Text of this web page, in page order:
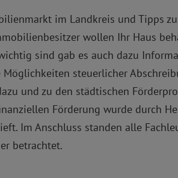
im Landkreis und Tipps
wollen Ihr Haus
sind gab es auch dazu
steuerlicher
und zu den städtischen
Förderung wurde durch
Im Anschluss standen alle
betrachtet.